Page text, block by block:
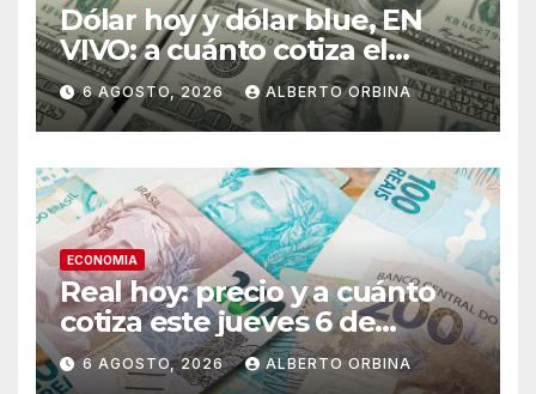
Dólar hoy y dólar blue, EN
VIVO: a cuánto cotiza el
oficial y cuál es el precio del
paralelo este jueves 6 de
agosto, minuto a minuto
6 AGOSTO, 2026 ALBERTO ORBINA
ECONOMIA
Real hoy: precio y a cuánto
cotiza este jueves 6 de
agosto de 2026
6 AGOSTO, 2026 ALBERTO ORBINA